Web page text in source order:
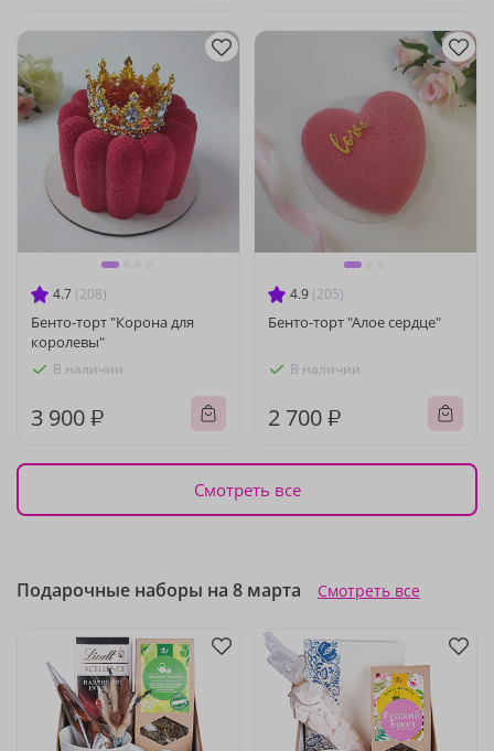
4.7 (208)
Бенто-торт "Корона для
королевы"
В наличии
3 900 ₽
4.9 (205)
Бенто-торт "Алое сердце"
В наличии
2 700 ₽
Смотреть все
Подарочные наборы на 8 марта Смотреть все